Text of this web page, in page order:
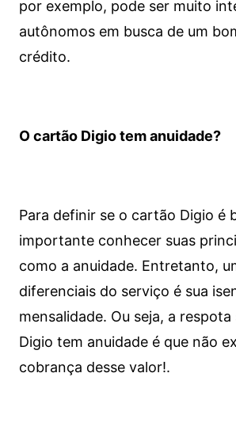
por exemplo, pode ser muito
autônomos em busca de um
crédito.
O cartão Digio tem anuidade?
Para definir se o cartão Digio é
importante conhecer suas
como a anuidade. Entretanto,
diferenciais do serviço é sua
mensalidade. Ou seja, a
Digio tem anuidade é que não
cobrança desse valor!.